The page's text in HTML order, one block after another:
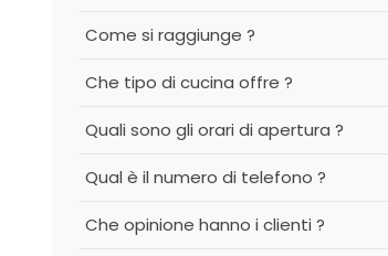
Come si raggiunge ?
Che tipo di cucina offre ?
Quali sono gli orari di apertura ?
Qual è il numero di telefono ?
Che opinione hanno i clienti ?